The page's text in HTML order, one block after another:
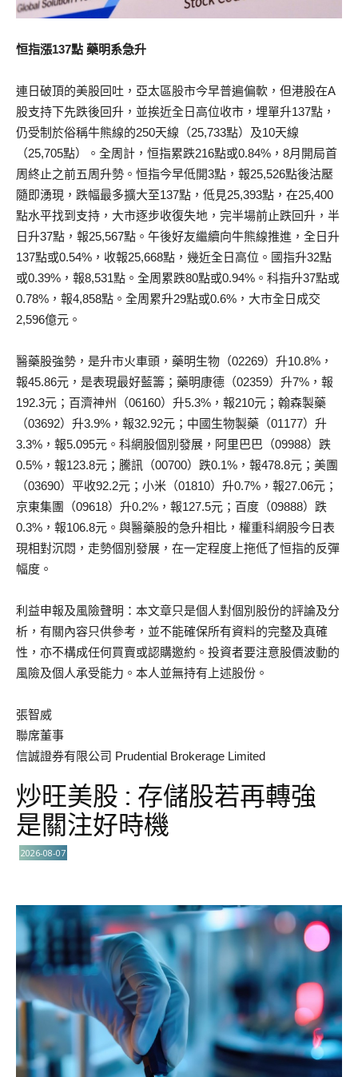
恒指漲137點 藥明系急升
連日破頂的美股回吐，亞太區股市今早普遍偏軟，但港股在A
股支持下先跌後回升，並挨近全日高位收市，埋單升137點，
仍受制於俗稱牛熊線的250天線（25,733點）及10天線
（25,705點）。全周計，恒指累跌216點或0.84%，8月開局首
周終止之前五周升勢。恒指今早低開3點，報25,526點後沽壓
隨即湧現，跌幅最多擴大至137點，低見25,393點，在25,400
點水平找到支持，大市逐步收復失地，完半場前止跌回升，半
日升37點，報25,567點。午後好友繼續向牛熊線推進，全日升
137點或0.54%，收報25,668點，幾近全日高位。國指升32點
或0.39%，報8,531點。全周累跌80點或0.94%。科指升37點或
0.78%，報4,858點。全周累升29點或0.6%，大市全日成交
2,596億元。
醫藥股強勢，是升市火車頭，藥明生物（02269）升10.8%，
報45.86元，是表現最好藍籌；藥明康德（02359）升7%，報
192.3元；百濟神州（06160）升5.3%，報210元；翰森製藥
（03692）升3.9%，報32.92元；中國生物製藥（01177）升
3.3%，報5.095元。科網股個別發展，阿里巴巴（09988）跌
0.5%，報123.8元；騰訊（00700）跌0.1%，報478.8元；美團
（03690）平收92.2元；小米（01810）升0.7%，報27.06元；
京東集團（09618）升0.2%，報127.5元；百度（09888）跌
0.3%，報106.8元。與醫藥股的急升相比，權重科網股今日表
現相對沉悶，走勢個別發展，在一定程度上拖低了恒指的反彈
幅度。
利益申報及風險聲明：本文章只是個人對個別股份的評論及分
析，有關內容只供參考，並不能確保所有資料的完整及真確
性，亦不構成任何買賣或認購邀約。投資者要注意股價波動的
風險及個人承受能力。本人並無持有上述股份。
張智威
聯席董事
信誠證券有限公司 Prudential Brokerage Limited
炒旺美股 : 存儲股若再轉強
是關注好時機
2026-08-07